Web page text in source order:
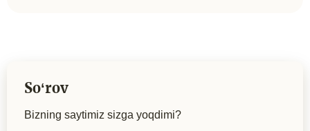
Soʻrov
Bizning saytimiz sizga yoqdimi?